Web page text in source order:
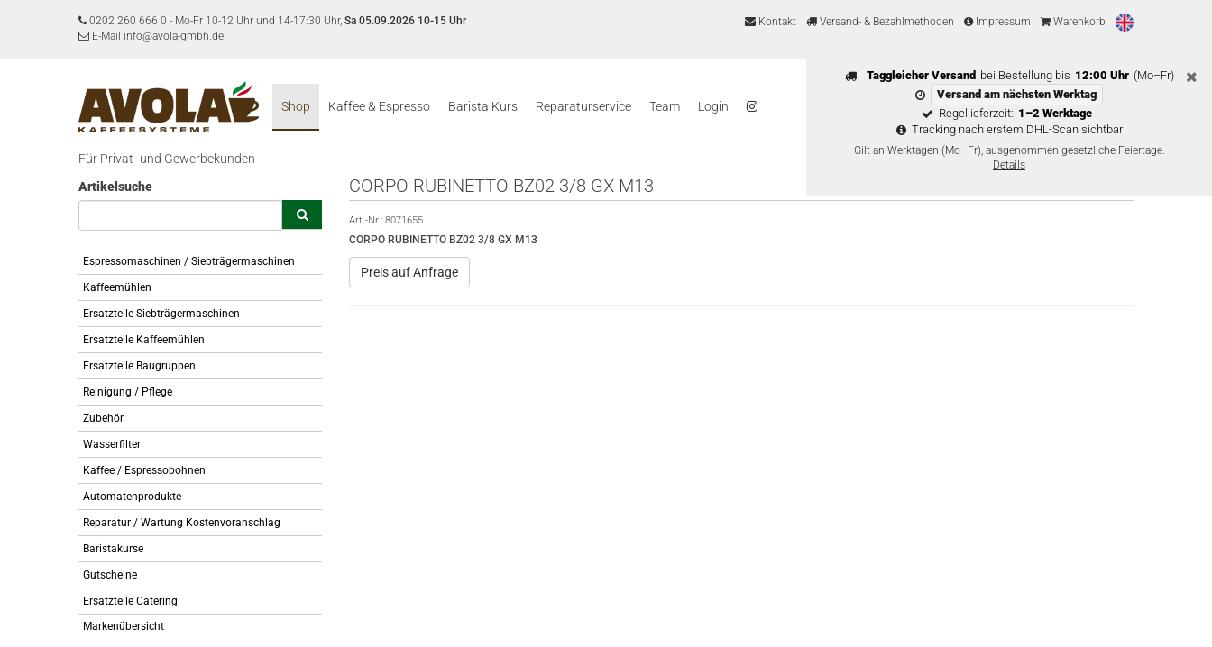
0202 260 666 0 - Mo-Fr 10-12 Uhr und 14-17:30 Uhr, Sa 05.09.2026 10-15 Uhr
E-Mail info@avola-gmbh.de
Kontakt Versand- & Bezahlmethoden Impressum Warenkorb
Taggleicher Versand bei Bestellung bis 12:00 Uhr (Mo–Fr)
Versand am nächsten Werktag
Regellieferzeit: 1–2 Werktage
Tracking nach erstem DHL-Scan sichtbar
Gilt an Werktagen (Mo–Fr), ausgenommen gesetzliche Feiertage.
Details
Shop Kaffee & Espresso Barista Kurs Reparaturservice Team Login
Für Privat- und Gewerbekunden
Artikelsuche
Espressomaschinen / Siebträgermaschinen
Kaffeemühlen
Ersatzteile Siebträgermaschinen
Ersatzteile Kaffeemühlen
Ersatzteile Baugruppen
Reinigung / Pflege
Zubehör
Wasserfilter
Kaffee / Espressobohnen
Automatenprodukte
Reparatur / Wartung Kostenvoranschlag
Baristakurse
Gutscheine
Ersatzteile Catering
Markenübersicht
CORPO RUBINETTO BZ02 3/8 GX M13
Art.-Nr.: 8071655
CORPO RUBINETTO BZ02 3/8 GX M13
Preis auf Anfrage